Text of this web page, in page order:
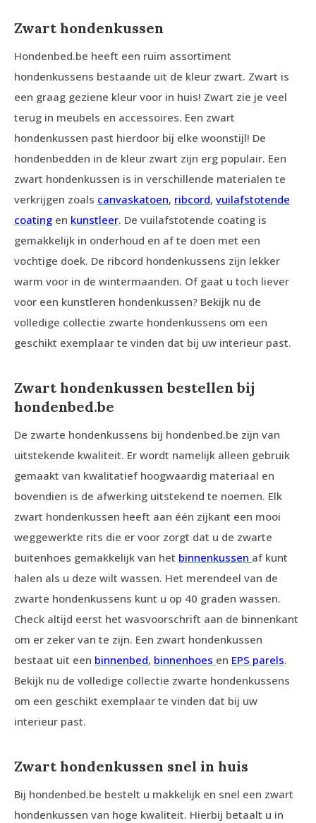
Zwart hondenkussen
Hondenbed.be heeft een ruim assortiment
hondenkussens bestaande uit de kleur zwart. Zwart is
een graag geziene kleur voor in huis! Zwart zie je veel
terug in meubels en accessoires. Een zwart
hondenkussen past hierdoor bij elke woonstijl! De
hondenbedden in de kleur zwart zijn erg populair. Een
zwart hondenkussen is in verschillende materialen te
verkrijgen zoals canvaskatoen, ribcord, vuilafstotende
coating en kunstleer. De vuilafstotende coating is
gemakkelijk in onderhoud en af te doen met een
vochtige doek. De ribcord hondenkussens zijn lekker
warm voor in de wintermaanden. Of gaat u toch liever
voor een kunstleren hondenkussen? Bekijk nu de
volledige collectie zwarte hondenkussens om een
geschikt exemplaar te vinden dat bij uw interieur past.
Zwart hondenkussen bestellen bij
hondenbed.be
De zwarte hondenkussens bij hondenbed.be zijn van
uitstekende kwaliteit. Er wordt namelijk alleen gebruik
gemaakt van kwalitatief hoogwaardig materiaal en
bovendien is de afwerking uitstekend te noemen. Elk
zwart hondenkussen heeft aan één zijkant een mooi
weggewerkte rits die er voor zorgt dat u de zwarte
buitenhoes gemakkelijk van het binnenkussen af kunt
halen als u deze wilt wassen. Het merendeel van de
zwarte hondenkussens kunt u op 40 graden wassen.
Check altijd eerst het wasvoorschrift aan de binnenkant
om er zeker van te zijn. Een zwart hondenkussen
bestaat uit een binnenbed, binnenhoes en EPS parels.
Bekijk nu de volledige collectie zwarte hondenkussens
om een geschikt exemplaar te vinden dat bij uw
interieur past.
Zwart hondenkussen snel in huis
Bij hondenbed.be bestelt u makkelijk en snel een zwart
hondenkussen van hoge kwaliteit. Hierbij betaalt u in